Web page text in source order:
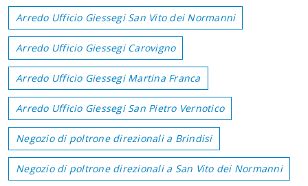
Arredo Ufficio Giessegi San Vito dei Normanni
Arredo Ufficio Giessegi Carovigno
Arredo Ufficio Giessegi Martina Franca
Arredo Ufficio Giessegi San Pietro Vernotico
Negozio di poltrone direzionali a Brindisi
Negozio di poltrone direzionali a San Vito dei Normanni